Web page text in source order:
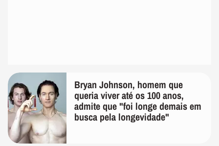
Bryan Johnson, homem que
queria viver até os 100 anos,
admite que "foi longe demais em
busca pela longevidade"